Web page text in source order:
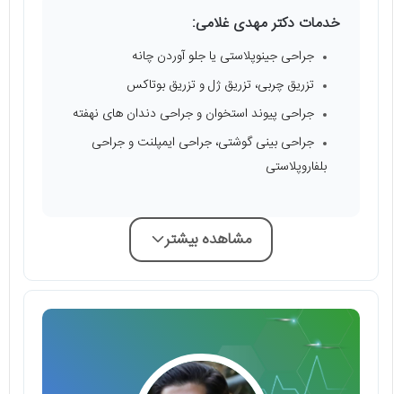
خدمات دکتر مهدی غلامی:
جراحی جینوپلاستی یا جلو آوردن چانه
تزریق چربی، تزریق ژل و تزریق بوتاکس
جراحی پیوند استخوان و جراحی دندان های نهفته
جراحی بینی گوشتی، جراحی ایمپلنت و جراحی
بلفاروپلاستی
مشاهده بیشتر